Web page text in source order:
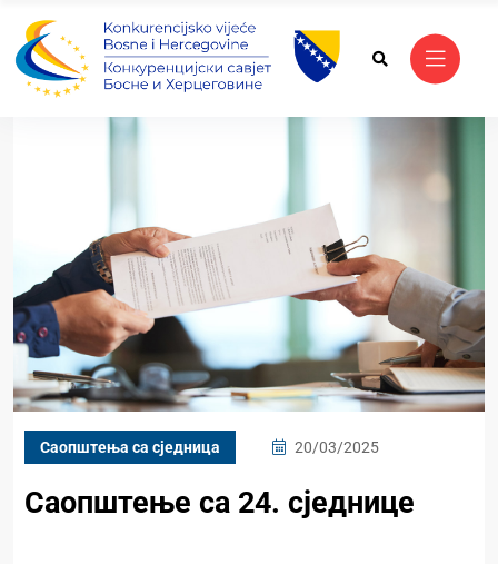
Саопштења са сједница 20/03/2025
Саопштење са 24. сједнице